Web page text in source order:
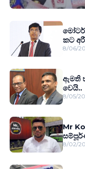
මෝටර්
කට
8/06/
ඇමති
වෙයි..
8/05/
Mr
8/02/